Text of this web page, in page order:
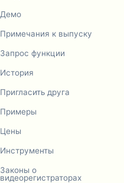
Демо
Примечания к выпуску
Запрос функции
История
Пригласить друга
Примеры
Цены
Инструменты
Законы о
видеорегистраторах